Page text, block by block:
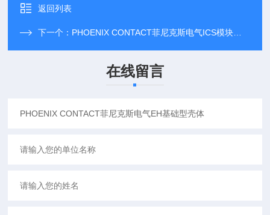
返回列表
下一个： PHOENIX CONTACT菲尼克斯电气ICS模块化外壳
在线留言